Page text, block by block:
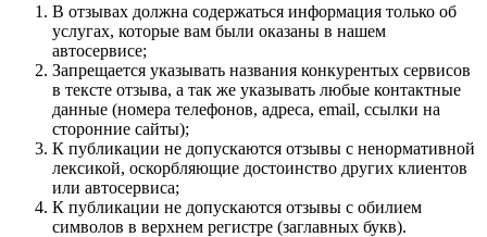
В отзывах должна содержаться информация только об
услугах, которые вам были оказаны в нашем
автосервисе;
Запрещается указывать названия конкурентых сервисов
в тексте отзыва, а так же указывать любые контактные
данные (номера телефонов, адреса, email, ссылки на
сторонние сайты);
К публикации не допускаются отзывы с ненормативной
лексикой, оскорбляющие достоинство других клиентов
или автосервиса;
К публикации не допускаются отзывы с обилием
символов в верхнем регистре (заглавных букв).